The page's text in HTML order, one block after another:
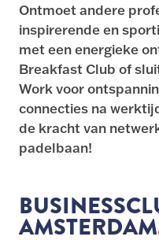
Ontmoet andere
inspirerende en
met een energieke
Breakfast Club of
Work voor
connecties na
de kracht van
padelbaan!
AMSTERDAM